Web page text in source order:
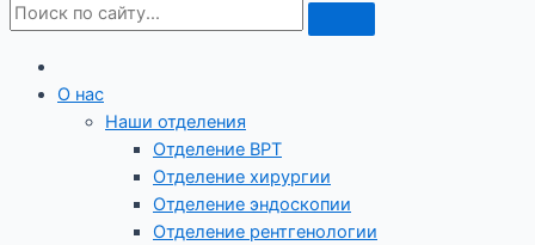
О нас
Наши отделения
Отделение ВРТ
Отделение хирургии
Отделение эндоскопии
Отделение рентгенологии